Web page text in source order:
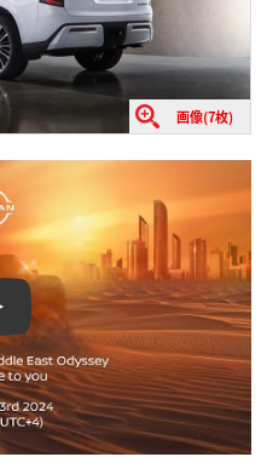
画像(7枚)